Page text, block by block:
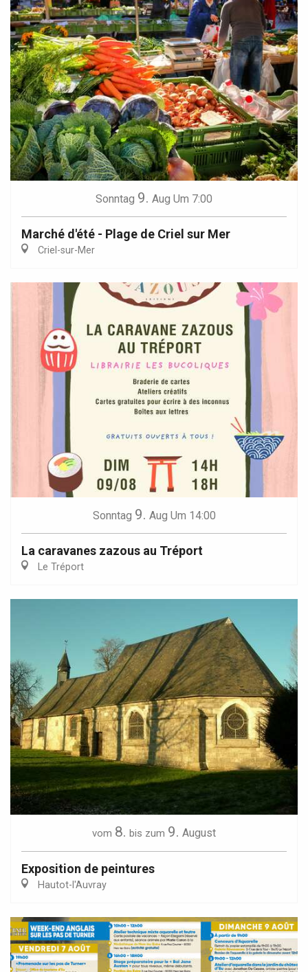
Sonntag 9. Aug Um 7:00
Marché d'été - Plage de Criel sur Mer
Criel-sur-Mer
Sonntag 9. Aug Um 14:00
La caravanes zazous au Tréport
Le Tréport
vom 8. bis zum 9. August
Exposition de peintures
Hautot-l'Auvray